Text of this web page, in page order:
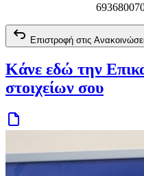
Επιστροφή στις
Κάνε εδώ την
στοιχείων σου